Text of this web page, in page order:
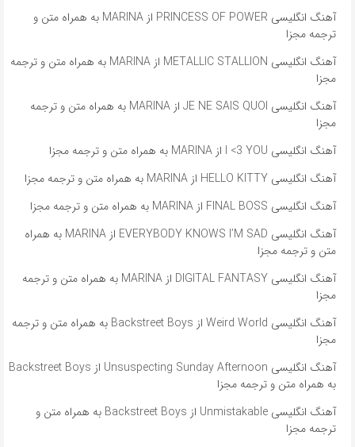
آهنگ انگلیسی PRINCESS OF POWER از MARINA به همراه متن و
ترجمه مجزا
آهنگ انگلیسی METALLIC STALLION از MARINA به همراه متن و ترجمه
مجزا
آهنگ انگلیسی JE NE SAIS QUOI از MARINA به همراه متن و ترجمه
مجزا
آهنگ انگلیسی I <3 YOU از MARINA به همراه متن و ترجمه مجزا
آهنگ انگلیسی HELLO KITTY از MARINA به همراه متن و ترجمه مجزا
آهنگ انگلیسی FINAL BOSS از MARINA به همراه متن و ترجمه مجزا
آهنگ انگلیسی EVERYBODY KNOWS I’M SAD از MARINA به همراه
متن و ترجمه مجزا
آهنگ انگلیسی DIGITAL FANTASY از MARINA به همراه متن و ترجمه
مجزا
آهنگ انگلیسی Weird World از Backstreet Boys به همراه متن و ترجمه
مجزا
آهنگ انگلیسی Unsuspecting Sunday Afternoon از Backstreet Boys
به همراه متن و ترجمه مجزا
آهنگ انگلیسی Unmistakable از Backstreet Boys به همراه متن و
ترجمه مجزا